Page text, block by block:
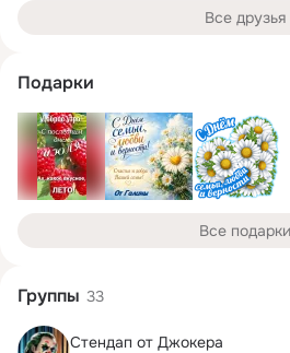
Все друзья
Подарки
Все подарки
Группы 33
Стендап от Джокера